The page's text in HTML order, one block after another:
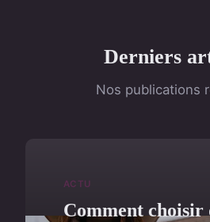
Derniers
Nos publications
ACTU
Comment choisir